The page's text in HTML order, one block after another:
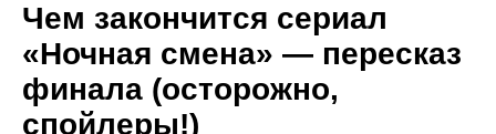
Чем закончится сериал
«Ночная смена» — пересказ
финала (осторожно,
спойлеры!)